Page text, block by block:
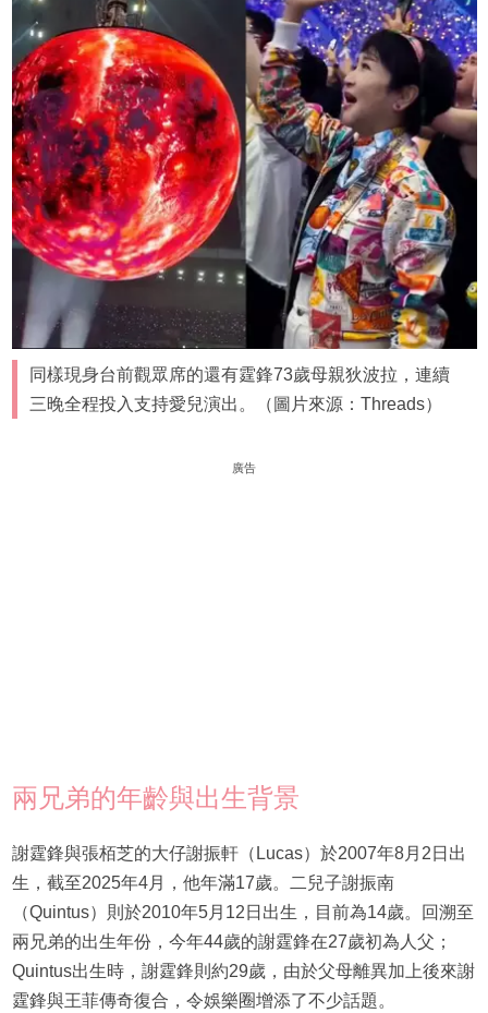
同樣現身台前觀眾席的還有霆鋒73歲母親狄波拉，連續
三晚全程投入支持愛兒演出。（圖片來源：Threads）
廣告
兩兄弟的年齡與出生背景
謝霆鋒與張栢芝的大仔謝振軒（Lucas）於2007年8月2日出
生，截至2025年4月，他年滿17歲。二兒子謝振南
（Quintus）則於2010年5月12日出生，目前為14歲。回溯至
兩兄弟的出生年份，今年44歲的謝霆鋒在27歲初為人父；
Quintus出生時，謝霆鋒則約29歲，由於父母離異加上後來謝
霆鋒與王菲傳奇復合，令娛樂圈增添了不少話題。